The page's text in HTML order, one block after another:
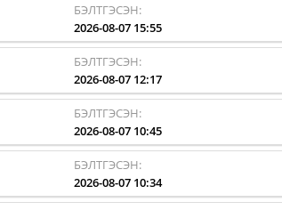
БЭЛТГЭСЭН:
2026-08-07 15:55
БЭЛТГЭСЭН:
2026-08-07 12:17
БЭЛТГЭСЭН:
2026-08-07 10:45
БЭЛТГЭСЭН:
2026-08-07 10:34